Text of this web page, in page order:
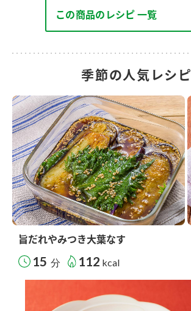
この商品のレシピ 一覧
季節の人気レシピ
旨だれやみつき大葉なす
15 分 112 kcal